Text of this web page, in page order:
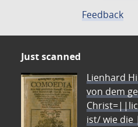
Feedback
Just scanned
Lienhard
von dem
ist/ wie